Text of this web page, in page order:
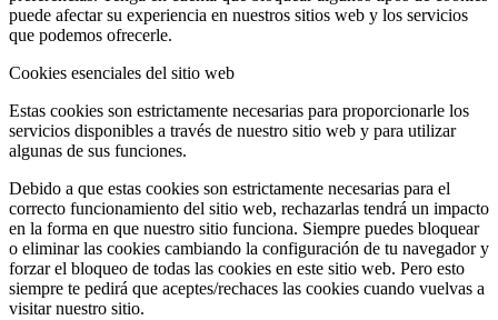
puede afectar su experiencia en nuestros sitios web y los servicios
que podemos ofrecerle.
Cookies esenciales del sitio web
Estas cookies son estrictamente necesarias para proporcionarle los
servicios disponibles a través de nuestro sitio web y para utilizar
algunas de sus funciones.
Debido a que estas cookies son estrictamente necesarias para el
correcto funcionamiento del sitio web, rechazarlas tendrá un impacto
en la forma en que nuestro sitio funciona. Siempre puedes bloquear
o eliminar las cookies cambiando la configuración de tu navegador y
forzar el bloqueo de todas las cookies en este sitio web. Pero esto
siempre te pedirá que aceptes/rechaces las cookies cuando vuelvas a
visitar nuestro sitio.